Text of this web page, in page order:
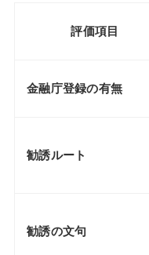
評価項目
金融庁登録の有無
勧誘ルート
勧誘の文句